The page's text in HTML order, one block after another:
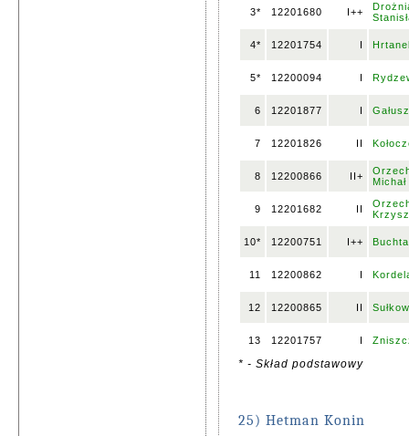
3* 12201680 I++
4* 12201754 I
5* 12200094 I
6 12201877 I
7 12201826 II
8 12200866 II+
Michał
9 12201682 II
10* 12200751 I++
11 12200862 I
12 12200865 II
13 12201757 I
* - Skład podstawowy
25) Hetman Konin